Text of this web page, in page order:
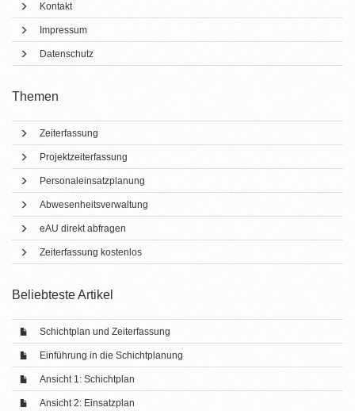
Kontakt
Impressum
Datenschutz
Themen
Zeiterfassung
Projektzeiterfassung
Personaleinsatzplanung
Abwesenheitsverwaltung
eAU direkt abfragen
Zeiterfassung kostenlos
Beliebteste Artikel
Schichtplan und Zeiterfassung
Einführung in die Schichtplanung
Ansicht 1: Schichtplan
Ansicht 2: Einsatzplan